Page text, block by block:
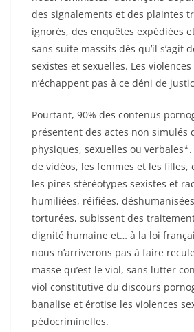
des signalements et des plaintes
ignorés, des enquêtes expédiées
sans suite massifs dès qu’il s’agit
sexistes et sexuelles. Les
n’échappent pas à ce déni de
Pourtant, 90% des contenus
présentent des actes non simulés
physiques, sexuelles ou verbales*
de vidéos, les femmes et les filles,
les pires stéréotypes sexistes et
humiliées, réifiées,
torturées, subissent des
dignité humaine et… à la loi
nous n’arriverons pas à faire
masse qu’est le viol, sans lutter
viol constitutive du discours
banalise et érotise les violences
pédocriminelles.